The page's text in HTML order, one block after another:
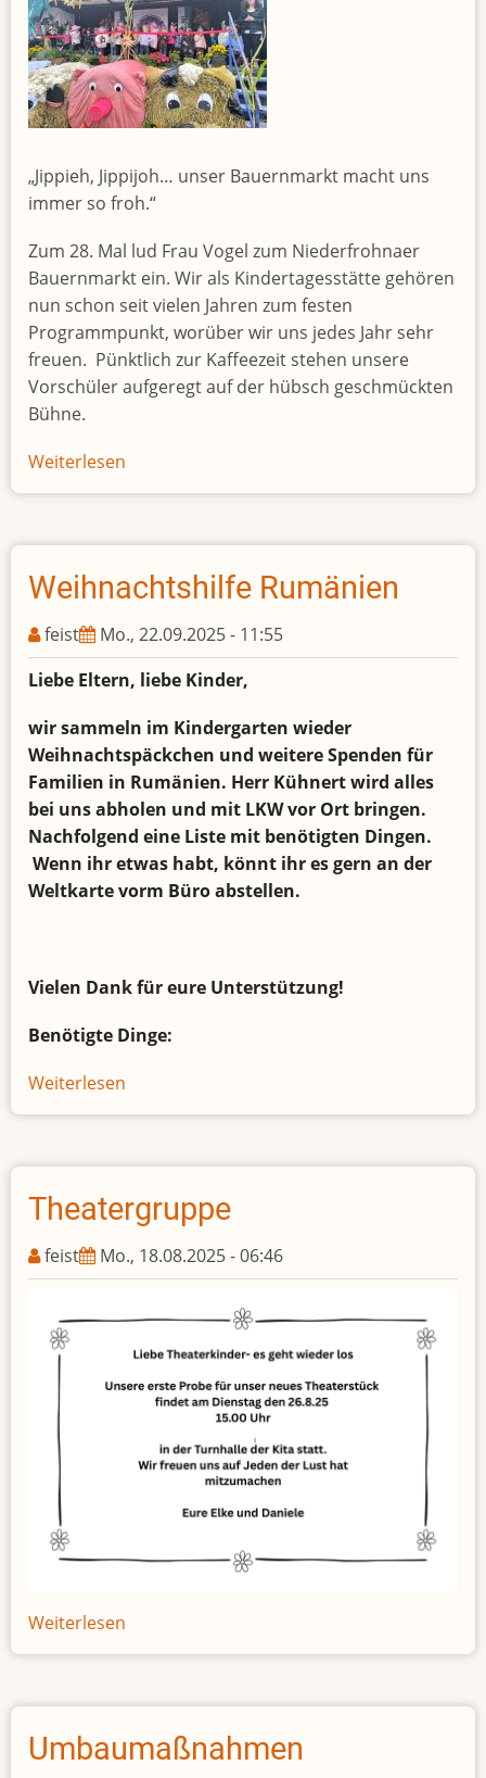
„Jippieh, Jippijoh… unser Bauernmarkt macht uns
immer so froh.“
Zum 28. Mal lud Frau Vogel zum Niederfrohnaer
Bauernmarkt ein. Wir als Kindertagesstätte gehören
nun schon seit vielen Jahren zum festen
Programmpunkt, worüber wir uns jedes Jahr sehr
freuen. Pünktlich zur Kaffeezeit stehen unsere
Vorschüler aufgeregt auf der hübsch geschmückten
Bühne.
Weiterlesen
Bauernmarkt
Weihnachtshilfe Rumänien
feist
Mo., 22.09.2025 - 11:55
Liebe Eltern, liebe Kinder,
wir sammeln im Kindergarten wieder
Weihnachtspäckchen und weitere Spenden für
Familien in Rumänien. Herr Kühnert wird alles
bei uns abholen und mit LKW vor Ort bringen.
Nachfolgend eine Liste mit benötigten Dingen.
Wenn ihr etwas habt, könnt ihr es gern an der
Weltkarte vorm Büro abstellen.
Vielen Dank für eure Unterstützung!
Benötigte Dinge:
Weiterlesen
Weihnachtshilfe
Theatergruppe
feist Mo., 18.08.2025 - 06:46
Weiterlesen
Theatergruppe
Umbaumaßnahmen